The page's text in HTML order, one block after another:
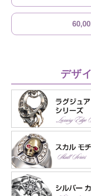
デザ